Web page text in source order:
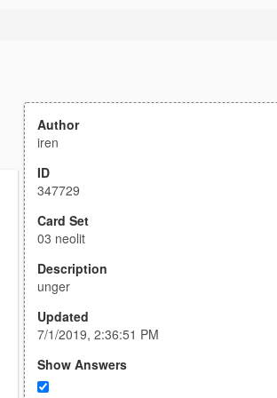
Author
iren
ID
347729
Card Set
03 neolit
Description
unger
Updated
7/1/2019, 2:36:51 PM
Show Answers